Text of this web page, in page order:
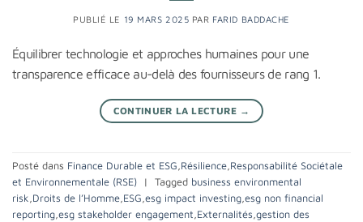
PUBLIÉ LE 19 MARS 2025 PAR FARID BADDACHE
Équilibrer technologie et approches humaines pour une
transparence efficace au-delà des fournisseurs de rang 1.
CONTINUER LA LECTURE →
Posté dans Finance Durable et ESG,Résilience,Responsabilité Sociétale
et Environnementale (RSE)
| Tagged business environmental
risk,Droits de l’Homme,ESG,esg impact investing,esg non financial
reporting,esg stakeholder engagement,Externalités,gestion des